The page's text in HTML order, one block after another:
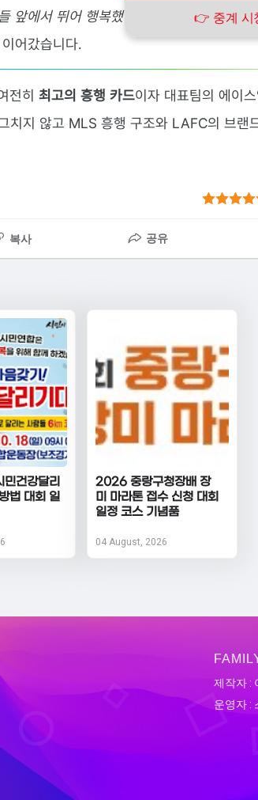
앞에서 뛰어 행복했다. 10월에도 건강한 모
어갔습니다.
전히 최고의 흥행 카드이자 대표팀의 에이
치지 않고 MLS 흥행 구조와 LAFC의 브랜
👉 중계 시
복사 공유
건강달리
법 대회 일
2026 중랑구청장배 장
미 마라톤 접수 신청 대회
일정 코스 기념품
04 August, 2026
제작자 :
운영자 :